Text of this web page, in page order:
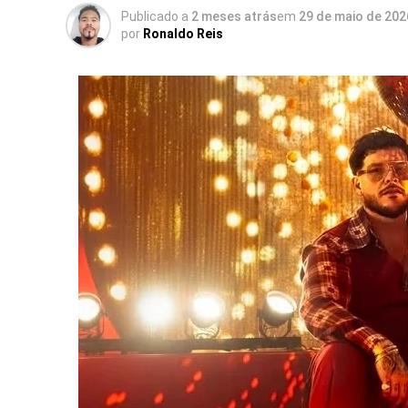
Publicado a 2 meses atrásem 29 de maio de
por Ronaldo Reis